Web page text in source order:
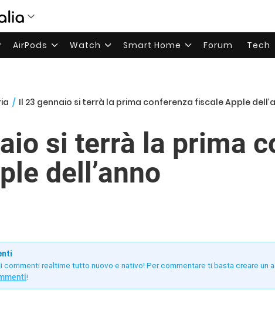
AirPods Watch Smart Home Forum Tech
/ Il 23 gennaio si terrà la prima conferenza fiscale Apple
si terrà la prima
dell’anno
commenti realtime tutto nuovo e nativo! Per commentare ti basta creare un
!